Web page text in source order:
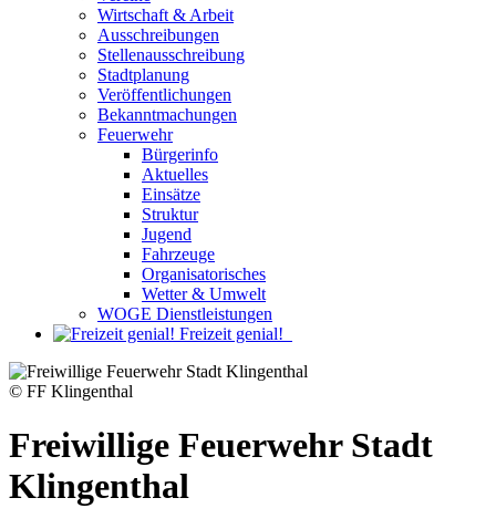
Wirtschaft & Arbeit
Ausschreibungen
Stellenausschreibung
Stadtplanung
Veröffentlichungen
Bekanntmachungen
Feuerwehr
Bürgerinfo
Aktuelles
Einsätze
Struktur
Jugend
Fahrzeuge
Organisatorisches
Wetter & Umwelt
WOGE Dienstleistungen
Freizeit genial!
© FF Klingenthal
Freiwillige Feuerwehr Stadt
Klingenthal